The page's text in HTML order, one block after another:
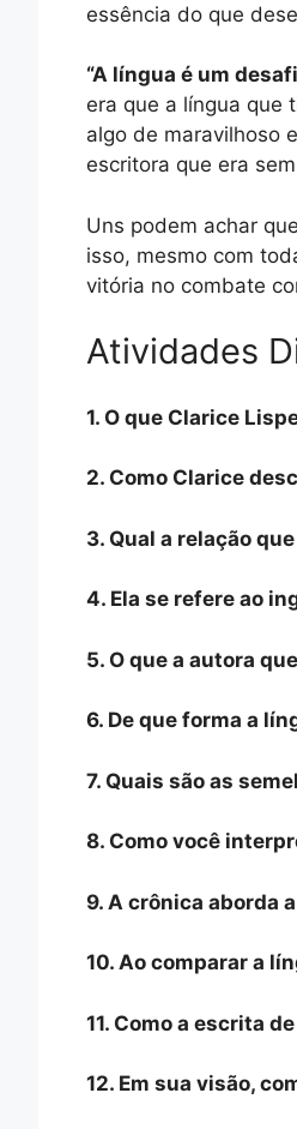
essência do que
“A língua é um
era que a língua que
algo de maravilhoso
escritora que era
Uns podem achar
isso, mesmo com
vitória no combate
Atividades
1. O que Clarice
2. Como Clarice
3. Qual a relação
4. Ela se refere ao
5. O que a autora
6. De que forma a
7. Quais são as
8. Como você
9. A crônica aborda
10. Ao comparar a
11. Como a escrita
12. Em sua visão,